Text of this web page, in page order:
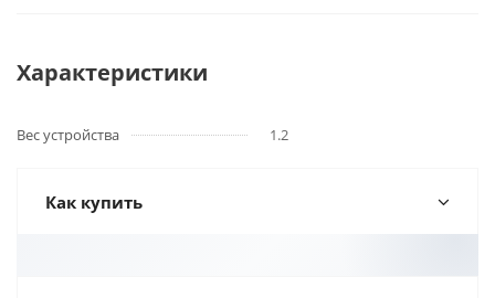
Характеристики
Вес устройства 1.2
Как купить